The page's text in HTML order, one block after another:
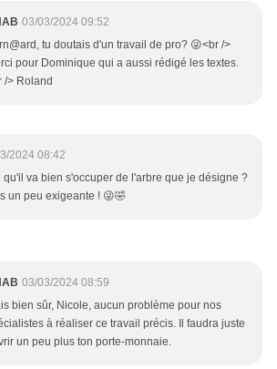
03/03/2024 09:52
tu doutais d'un travail de pro? 😜<br />
pour Dominique qui a aussi rédigé les textes.
/> Roland
2024 08:42
qu'il va bien s'occuper de l'arbre que je désigne ?
un peu exigeante ! 😜🤣
03/03/2024 08:59
bien sûr, Nicole, aucun problème pour nos
à réaliser ce travail précis. Il faudra juste
un peu plus ton porte-monnaie.